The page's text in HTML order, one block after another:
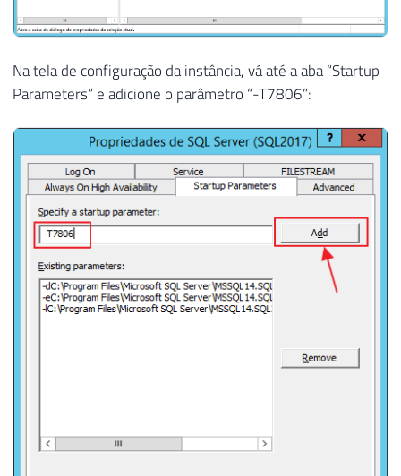
Na tela de configuração da instância, vá até a aba “Startup
Parameters” e adicione o parâmetro “-T7806”: